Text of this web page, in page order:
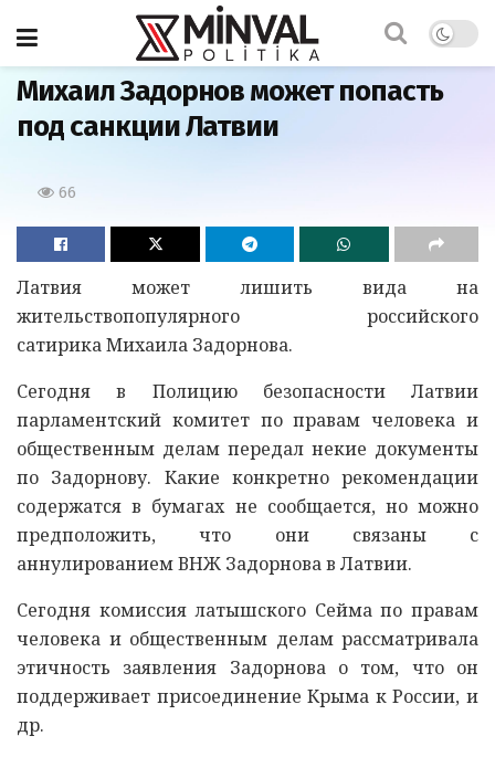
Главная
Михаил Задорнов может попасть
под санкции Латвии
66
Латвия может лишить вида на
жительствопопулярного российского
сатирика Михаила Задорнова.
Сегодня в Полицию безопасности Латвии
парламентский комитет по правам человека и
общественным делам передал некие документы
по Задорнову. Какие конкретно рекомендации
содержатся в бумагах не сообщается, но можно
предположить, что они связаны с
аннулированием ВНЖ Задорнова в Латвии.
Сегодня комиссия латышского Сейма по правам
человека и общественным делам рассматривала
этичность заявления Задорнова о том, что он
поддерживает присоединение Крыма к России, и
др.